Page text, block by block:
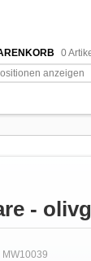
0
anzeigen
-
MW10039